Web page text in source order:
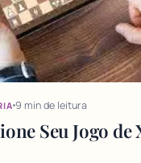
9 min de leitura
Seu Jogo de